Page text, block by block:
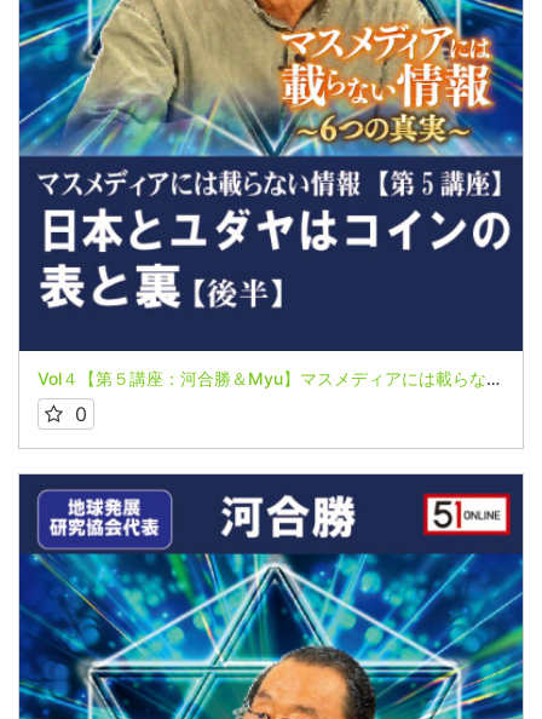
Vol４【第５講座：河合勝＆Myu】マスメディアには載らない情報～６つの真実～【日本とユダヤはコインの表と裏】
0